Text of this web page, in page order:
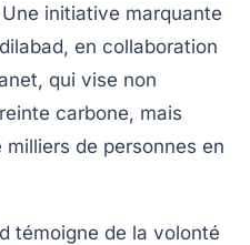
initiative marquante
, en collaboration
, qui vise non
carbone, mais
de personnes en
témoigne de la volonté